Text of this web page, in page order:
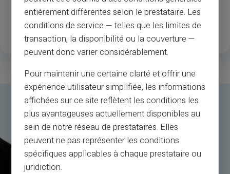
1.3M
Nöjda registrerade kunder
35
Tillgängliga länder
entièrement différentes selon le prestataire. Les
conditions de service — telles que les limites de
transaction, la disponibilité ou la couverture —
peuvent donc varier considérablement.
Pour maintenir une certaine clarté et offrir une
expérience utilisateur simplifiée, les informations
affichées sur ce site reflètent les conditions les
plus avantageuses actuellement disponibles au
sein de notre réseau de prestataires. Elles
peuvent ne pas représenter les conditions
spécifiques applicables à chaque prestataire ou
juridiction.